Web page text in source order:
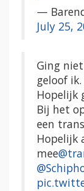
—
July 25,
Ging
geloof
Hopelijk
Bij het
een
Hopelijk
mee